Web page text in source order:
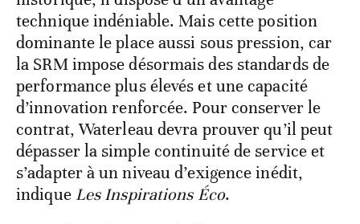
technique indéniable. Mais cette position
dominante le place aussi sous pression, car
la SRM impose désormais des standards de
performance plus élevés et une capacité
d’innovation renforcée. Pour conserver le
contrat, Waterleau devra prouver qu’il peut
dépasser la simple continuité de service et
s’adapter à un niveau d’exigence inédit,
indique Les Inspirations Éco.